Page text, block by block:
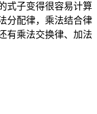
式子变得很容易计算
分配律，乘法结合律
有乘法交换律、加法